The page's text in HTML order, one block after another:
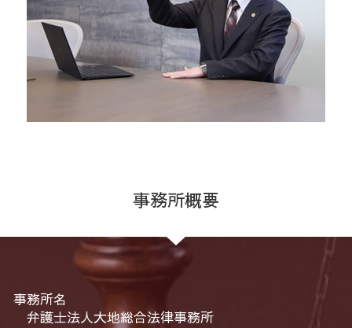
事務所概要
事務所名
弁護士法人大地総合法律事務所